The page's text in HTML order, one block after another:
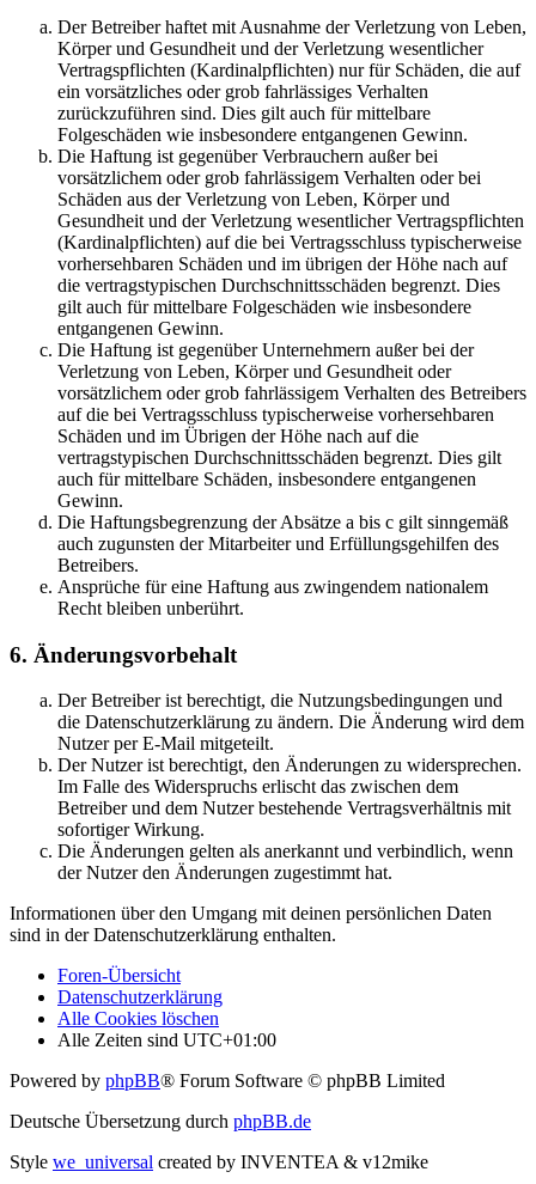
Der Betreiber haftet mit Ausnahme der Verletzung von Leben,
Körper und Gesundheit und der Verletzung wesentlicher
Vertragspflichten (Kardinalpflichten) nur für Schäden, die auf
ein vorsätzliches oder grob fahrlässiges Verhalten
zurückzuführen sind. Dies gilt auch für mittelbare
Folgeschäden wie insbesondere entgangenen Gewinn.
Die Haftung ist gegenüber Verbrauchern außer bei
vorsätzlichem oder grob fahrlässigem Verhalten oder bei
Schäden aus der Verletzung von Leben, Körper und
Gesundheit und der Verletzung wesentlicher Vertragspflichten
(Kardinalpflichten) auf die bei Vertragsschluss typischerweise
vorhersehbaren Schäden und im übrigen der Höhe nach auf
die vertragstypischen Durchschnittsschäden begrenzt. Dies
gilt auch für mittelbare Folgeschäden wie insbesondere
entgangenen Gewinn.
Die Haftung ist gegenüber Unternehmern außer bei der
Verletzung von Leben, Körper und Gesundheit oder
vorsätzlichem oder grob fahrlässigem Verhalten des Betreibers
auf die bei Vertragsschluss typischerweise vorhersehbaren
Schäden und im Übrigen der Höhe nach auf die
vertragstypischen Durchschnittsschäden begrenzt. Dies gilt
auch für mittelbare Schäden, insbesondere entgangenen
Gewinn.
Die Haftungsbegrenzung der Absätze a bis c gilt sinngemäß
auch zugunsten der Mitarbeiter und Erfüllungsgehilfen des
Betreibers.
Ansprüche für eine Haftung aus zwingendem nationalem
Recht bleiben unberührt.
6. Änderungsvorbehalt
Der Betreiber ist berechtigt, die Nutzungsbedingungen und
die Datenschutzerklärung zu ändern. Die Änderung wird dem
Nutzer per E-Mail mitgeteilt.
Der Nutzer ist berechtigt, den Änderungen zu widersprechen.
Im Falle des Widerspruchs erlischt das zwischen dem
Betreiber und dem Nutzer bestehende Vertragsverhältnis mit
sofortiger Wirkung.
Die Änderungen gelten als anerkannt und verbindlich, wenn
der Nutzer den Änderungen zugestimmt hat.
Informationen über den Umgang mit deinen persönlichen Daten
sind in der Datenschutzerklärung enthalten.
Foren-Übersicht
Datenschutzerklärung
Alle Cookies löschen
Alle Zeiten sind UTC+01:00
Powered by phpBB® Forum Software © phpBB Limited
Deutsche Übersetzung durch phpBB.de
Style we_universal created by INVENTEA & v12mike